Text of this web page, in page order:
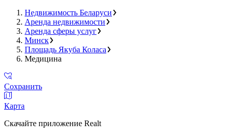
Недвижимость Беларуси
Аренда недвижимости
Аренда сферы услуг
Минск
Площадь Якуба Коласа
Медицина
Сохранить
Карта
Скачайте приложение Realt